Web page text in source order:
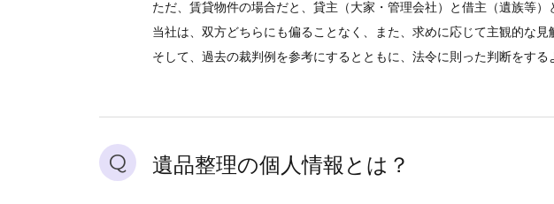
ただ、賃貸物件の場合だと、貸主（大家・管理会社）と借主（遺族等
当社は、双方どちらにも偏ることなく、また、求めに応じて主観的な
そして、過去の裁判例を参考にするとともに、法令に則った判断をする
Q 遺品整理の個人情報とは？